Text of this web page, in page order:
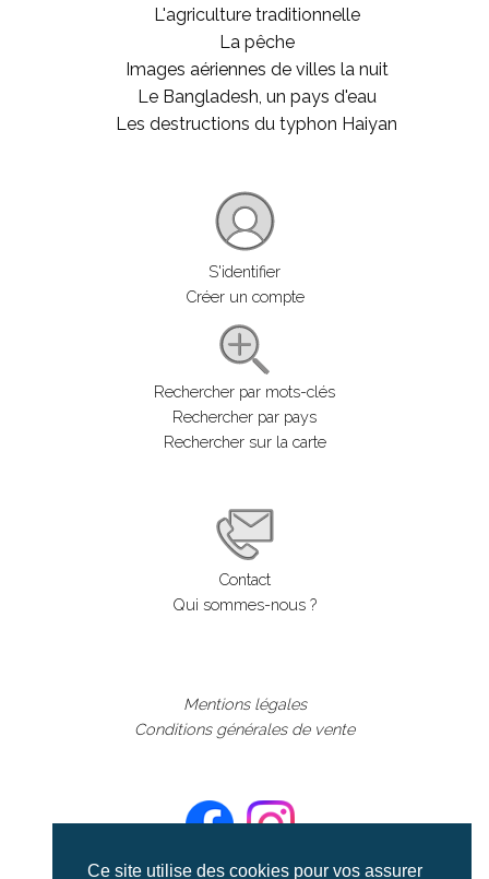
Ce site utilise des cookies pour vos assurer
L'agriculture traditionnelle
La pêche
Images aériennes de villes la nuit
Le Bangladesh, un pays d'eau
Les destructions du typhon Haiyan
S'identifier
Créer un compte
Rechercher par mots-clés
Rechercher par pays
Rechercher sur la carte
Contact
Qui sommes-nous ?
Mentions légales
Conditions générales de vente